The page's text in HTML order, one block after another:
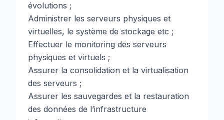
évolutions ;
Administrer les serveurs physiques et
virtuelles, le système de stockage etc ;
Effectuer le monitoring des serveurs
physiques et virtuels ;
Assurer la consolidation et la virtualisation
des serveurs ;
Assurer les sauvegardes et la restauration
des données de l’infrastructure